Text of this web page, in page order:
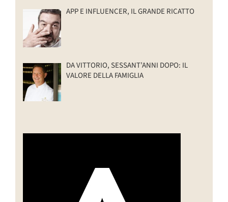
APP E INFLUENCER, IL GRANDE RICATTO
DA VITTORIO, SESSANT’ANNI DOPO: IL
VALORE DELLA FAMIGLIA